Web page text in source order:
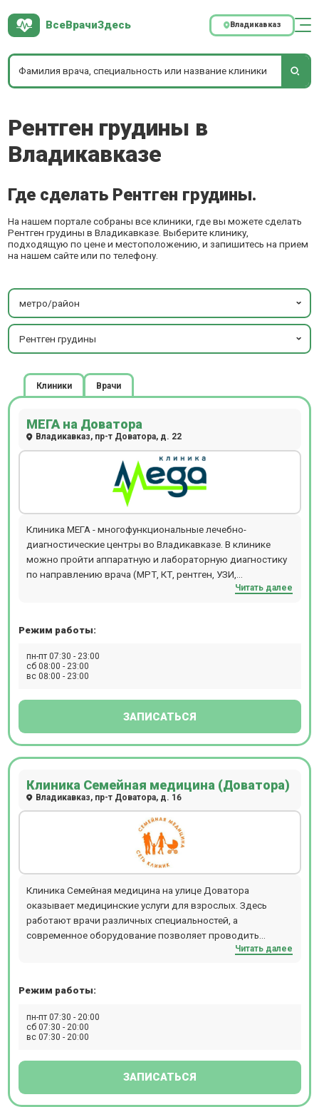
ВсеВрачиЗдесь Владикавказ
Рентген грудины в
Владикавказе
Где сделать Рентген грудины.
На нашем портале собраны все клиники, где вы можете сделать
Рентген грудины в Владикавказе. Выберите клинику,
подходящую по цене и местоположению, и запишитесь на прием
на нашем сайте или по телефону.
метро/район
Рентген грудины
Клиники Врачи
МЕГА на Доватора
Владикавказ, пр-т Доватора, д. 22
Клиника МЕГА - многофункциональные лечебно-
диагностические центры во Владикавказе. В клинике
можно пройти аппаратную и лабораторную диагностику
по направлению врача (МРТ, КТ, рентген, УЗИ,
эндоскопия, более 3000 анализов) или получить
здоровье, Комплекс кардиолога, Комплекс ревматолога
следующим направлениям: акушерство и гинекология,
гастроэнтерология, нейрохирургия, кардиология,
терапия, травматология, урология, ревматология,
Читать далее
Режим работы:
пн-пт 07:30 - 23:00
сб 08:00 - 23:00
вс 08:00 - 23:00
ЗАПИСАТЬСЯ
Клиника Семейная медицина (Доватора)
Владикавказ, пр-т Доватора, д. 16
Клиника Семейная медицина на улице Доватора
оказывает медицинские услуги для взрослых. Здесь
работают врачи различных специальностей, а
современное оборудование позволяет проводить
также предлагает комплексные программы
диагностического сопровождения. Важное направление
работы клиники — хирургия и эстетическая медицина, где
Читать далее
Режим работы:
пн-пт 07:30 - 20:00
сб 07:30 - 20:00
вс 07:30 - 20:00
ЗАПИСАТЬСЯ